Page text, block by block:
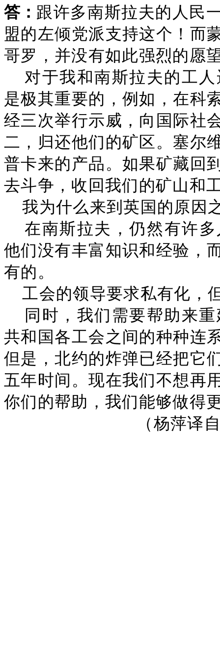
答： 跟许多南斯拉夫的人民
盟的左倾党派支持这个！而
哥罗，并没有如此强烈的愿
对于我和南斯拉夫的工
是极其重要的，例如，在科
经三次举行示威，向国际社
二，归还他们的矿区。塞尔
普卡来的产品。如果矿藏回
去斗争，收回我们的矿山和
我为什么来到英国的原因
在南斯拉夫，仍然有许
他们没有丰富知识和经验，
有的。
工会的领导要求私有化，
同时，我们需要帮助来
共和国各工会之间的种种连
但是，北约的炸弹已经把它
五年时间。现在我们不想再
你们的帮助，我们能够做得
（杨萍译